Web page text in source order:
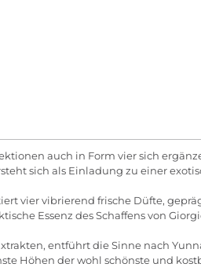
auch in Form vier sich
sich als Einladung zu einer
vier vibrierend frische Düfte,
Essenz des Schaffens von
entführt die Sinne nach
Höhen der wohl schönste und